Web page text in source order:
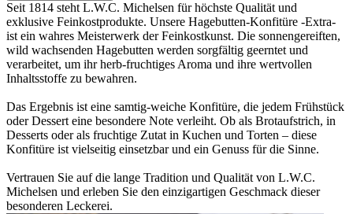
Seit 1814 steht L.W.C. Michelsen für höchste Qualität und
exklusive Feinkostprodukte. Unsere Hagebutten-Konfitüre -Extra-
ist ein wahres Meisterwerk der Feinkostkunst. Die sonnengereiften,
wild wachsenden Hagebutten werden sorgfältig geerntet und
verarbeitet, um ihr herb-fruchtiges Aroma und ihre wertvollen
Inhaltsstoffe zu bewahren.
Das Ergebnis ist eine samtig-weiche Konfitüre, die jedem Frühstück
oder Dessert eine besondere Note verleiht. Ob als Brotaufstrich, in
Desserts oder als fruchtige Zutat in Kuchen und Torten – diese
Konfitüre ist vielseitig einsetzbar und ein Genuss für die Sinne.
Vertrauen Sie auf die lange Tradition und Qualität von L.W.C.
Michelsen und erleben Sie den einzigartigen Geschmack dieser
besonderen Leckerei.